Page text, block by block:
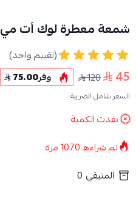
شمعة معطرة لوك أت مي 320 جرام
(تقييم واحد)
45
120 وفر75.00
السعر شامل الضريبة
نفدت الكمية
تم شراءه1070مرة
المتبقي 0